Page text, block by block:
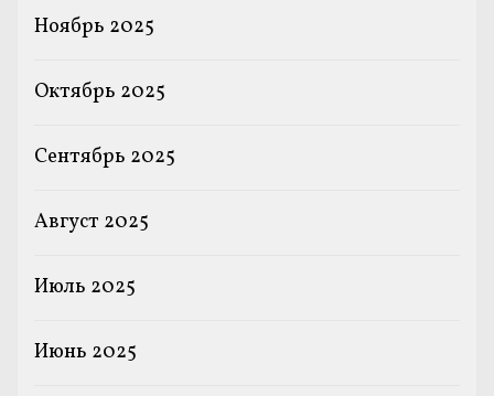
Ноябрь 2025
Октябрь 2025
Сентябрь 2025
Август 2025
Июль 2025
Июнь 2025